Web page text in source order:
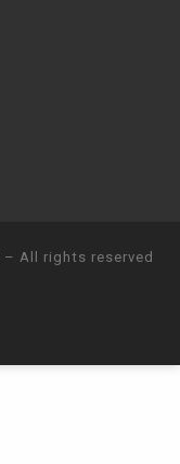
– All rights reserved